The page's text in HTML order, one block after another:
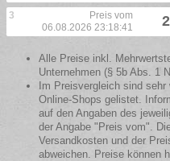
3
Preis vom
06.08.2026 23:18:41
Alle Preise inkl.
Unternehmen (§ 5b Abs. 1
Im Preisvergleich sind
Online-Shops gelistet.
auf den Angaben des
der Angabe "Preis vom".
Versandkosten und der
abweichen. Preise können